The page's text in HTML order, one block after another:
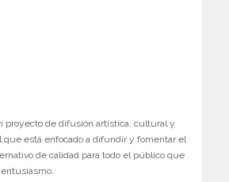
proyecto de difusión artística, cultural y
que está enfocado a difundir y fomentar el
de calidad para todo el público que